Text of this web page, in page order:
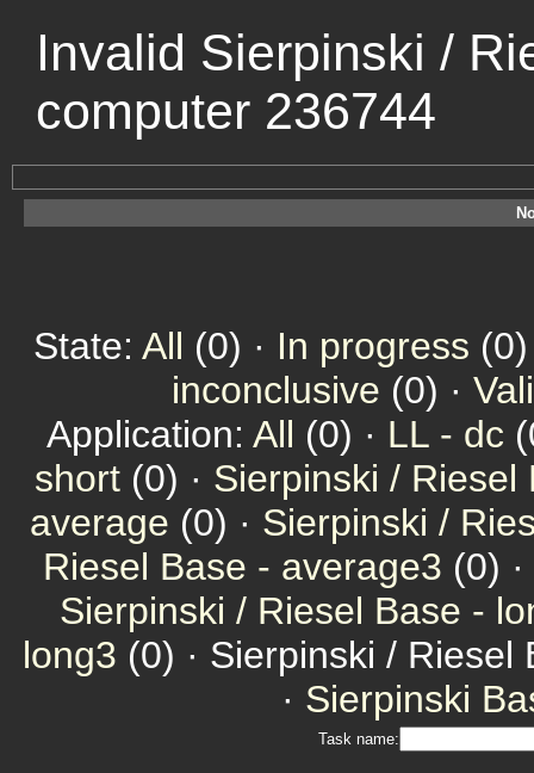
Invalid Sierpinski /
computer 236744
State: All (0) · In progress
inconclusive (0) ·
Application: All (0) · LL - dc
short (0) · Sierpinski / Riesel
average (0) · Sierpinski /
Riesel Base - average3 (0) ·
Sierpinski / Riesel Base -
long3 (0) · Sierpinski /
· Sierpinski
Task name: